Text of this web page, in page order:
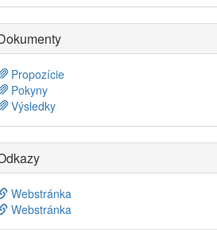
Propozície
Pokyny
Výsledky
Webstránka
Webstránka